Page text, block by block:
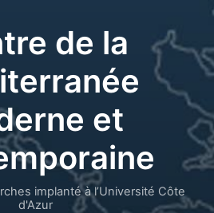
de la
et
implanté à l’Université Côte
d'Azur